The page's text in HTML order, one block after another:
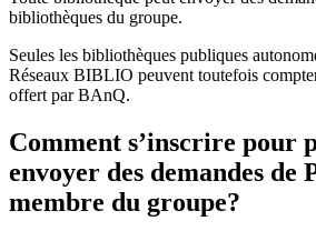
bibliothèques du groupe.
Seules les bibliothèques publiques
Réseaux BIBLIO peuvent toutefois
offert par BAnQ.
Comment s’inscrire pour
envoyer des demandes de
membre du groupe?